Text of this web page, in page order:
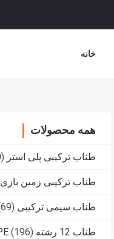
خانه
همه محصولات
طناب ترکیبی پلی استر (80)
طناب ترکیبی زمین بازی
طناب سیمی ترکیبی (69)
طناب 12 رشته UHMWPE (196)